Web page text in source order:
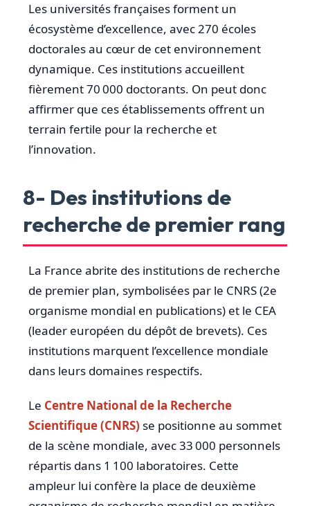
Les universités françaises forment un
écosystème d’excellence, avec 270 écoles
doctorales au cœur de cet environnement
dynamique. Ces institutions accueillent
fièrement 70 000 doctorants. On peut donc
affirmer que ces établissements offrent un
terrain fertile pour la recherche et
l’innovation.
8- Des institutions de
recherche de premier rang
La France abrite des institutions de recherche
de premier plan, symbolisées par le CNRS (2e
organisme mondial en publications) et le CEA
(leader européen du dépôt de brevets). Ces
institutions marquent l’excellence mondiale
dans leurs domaines respectifs.
Le Centre National de la Recherche
Scientifique (CNRS) se positionne au sommet
de la scène mondiale, avec 33 000 personnels
répartis dans 1 100 laboratoires. Cette
ampleur lui confère la place de deuxième